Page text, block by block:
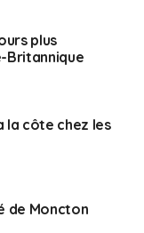
et demande un
de discuter
2021!
plus
Britannique
la côte chez les
de Moncton